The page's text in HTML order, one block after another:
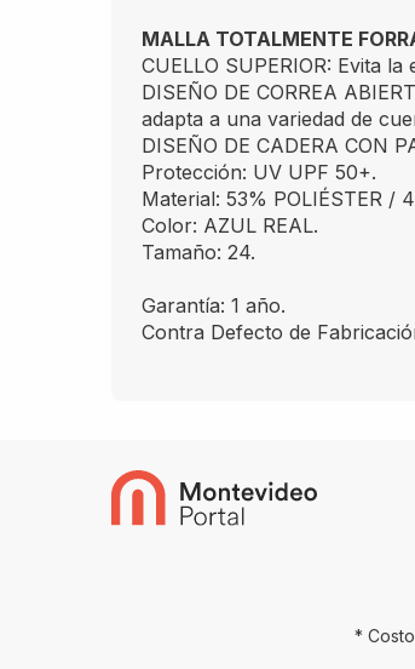
MALLA TOTALMENTE
CUELLO SUPERIOR: Evita la
DISEÑO DE CORREA
adapta a una variedad de
DISEÑO DE CADERA CON
Protección: UV UPF 50+.
Material: 53% POLIÉSTER /
Color: AZUL REAL.
Tamaño: 24.
Garantía: 1 año.
Contra Defecto de
*